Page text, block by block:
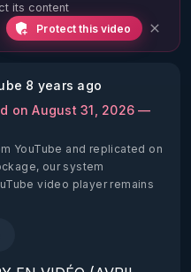
its content
Protect this video
8 years ago
on August 31, 2026 —
YouTube and replicated on
our system
video player remains